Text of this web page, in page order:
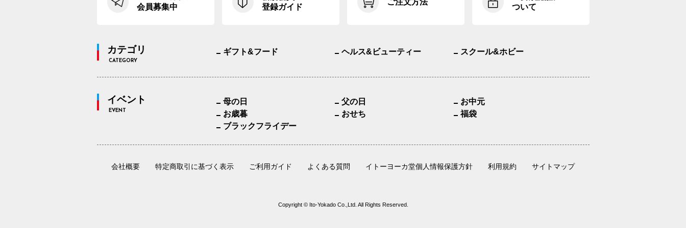
会員募集中
登録ガイド
ご注文方法
ついて
カテゴリ
CATEGORY
ギフト&フード ヘルス&ビューティー スクール&ホビー
イベント
EVENT
母の日 父の日
お中元
お歳暮
おせち
福袋
ブラックフライデー
会社概要 特定商取引に基づく表示 ご利用ガイド よくある質問 イトーヨーカ堂個人情報保護方針 利用規約 サイトマップ
Copyright © Ito-Yokado Co.,Ltd. All Rights Reserved.